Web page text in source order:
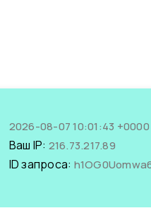
2026-08-07 10:01:43 +0000
Ваш IP: 216.73.217.89
ID запроса: